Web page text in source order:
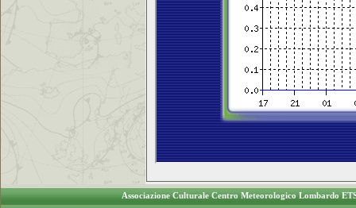
Associazione Culturale Centro Meteorologico Lombardo